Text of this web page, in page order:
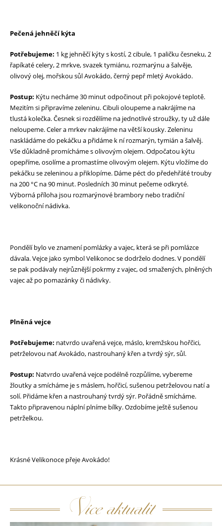
Pečená jehněčí kýta
Potřebujeme: 1 kg jehněčí kýty s kostí, 2 cibule, 1 paličku česneku, 2
řapíkaté celery, 2 mrkve, svazek tymiánu, rozmarýnu a šalvěje,
olivový olej, mořskou sůl Avokádo, černý pepř mletý Avokádo.
Postup: Kýtu necháme 30 minut odpočinout při pokojové teplotě.
Mezitím si připravíme zeleninu. Cibuli oloupeme a nakrájíme na
tlustá kolečka. Česnek si rozdělíme na jednotlivé stroužky, ty už dále
neloupeme. Celer a mrkev nakrájíme na větší kousky. Zeleninu
naskládáme do pekáčku a přidáme k ní rozmarýn, tymián a šalvěj.
Vše důkladně promícháme s olivovým olejem. Odpočatou kýtu
opepříme, osolíme a promastíme olivovým olejem. Kýtu vložíme do
pekáčku se zeleninou a přiklopíme. Dáme péct do předehřáté trouby
na 200 °C na 90 minut. Posledních 30 minut pečeme odkryté.
Výborná příloha jsou rozmarýnové brambory nebo tradiční
velikonoční nádivka.
Pondělí bylo ve znamení pomlázky a vajec, která se při pomlázce
dávala. Vejce jako symbol Velikonoc se dodrželo dodnes. V pondělí
se pak podávaly nejrůznější pokrmy z vajec, od smažených, plněných
vajec až po pomazánky či nádivky.
Plněná vejce
Potřebujeme: natvrdo uvařená vejce, máslo, kremžskou hořčici,
petrželovou nať Avokádo, nastrouhaný křen a tvrdý sýr, sůl.
Postup: Natvrdo uvařená vejce podélně rozpůlíme, vybereme
žloutky a smícháme je s máslem, hořčicí, sušenou petrželovou natí a
solí. Přidáme křen a nastrouhaný tvrdý sýr. Pořádně smícháme.
Takto připravenou náplní plníme bílky. Ozdobíme ještě sušenou
petrželkou.
Krásné Velikonoce přeje Avokádo!
Více aktualit